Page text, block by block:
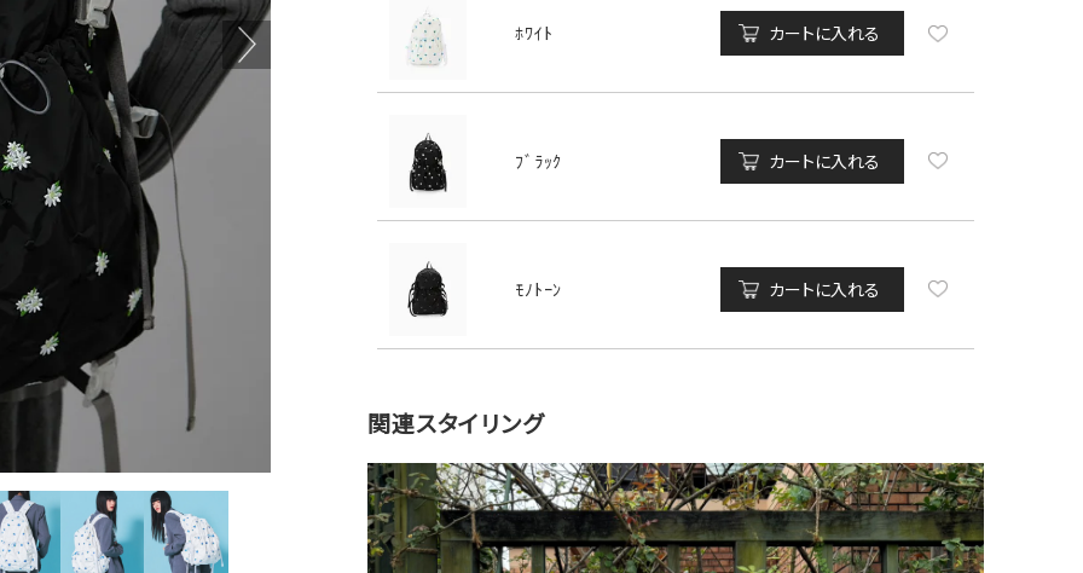
ﾎﾜｲﾄ カートに入れる
ﾌﾞﾗｯｸ カートに入れる
ﾓﾉﾄｰﾝ カートに入れる
関連スタイリング